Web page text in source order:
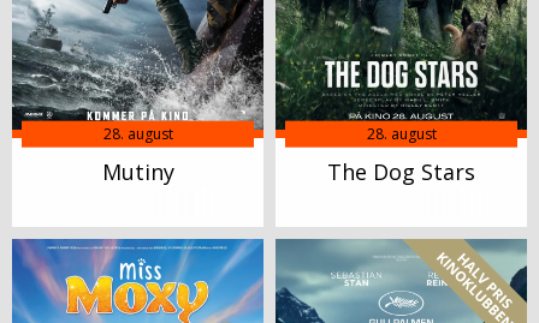
28. august
Mutiny
28. august
The Dog Stars